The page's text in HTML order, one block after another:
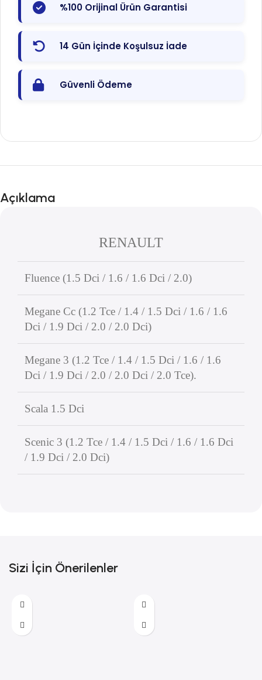
%100 Orijinal Ürün Garantisi
14 Gün İçinde Koşulsuz İade
Güvenli Ödeme
Açıklama
RENAULT
Fluence (1.5 Dci / 1.6 / 1.6 Dci / 2.0)
Megane Cc (1.2 Tce / 1.4 / 1.5 Dci / 1.6 / 1.6
Dci / 1.9 Dci / 2.0 / 2.0 Dci)
Megane 3 (1.2 Tce / 1.4 / 1.5 Dci / 1.6 / 1.6
Dci / 1.9 Dci / 2.0 / 2.0 Dci / 2.0 Tce).
Scala 1.5 Dci
Scenic 3 (1.2 Tce / 1.4 / 1.5 Dci / 1.6 / 1.6 Dci
/ 1.9 Dci / 2.0 Dci)
Sizi İçin Önerilenler